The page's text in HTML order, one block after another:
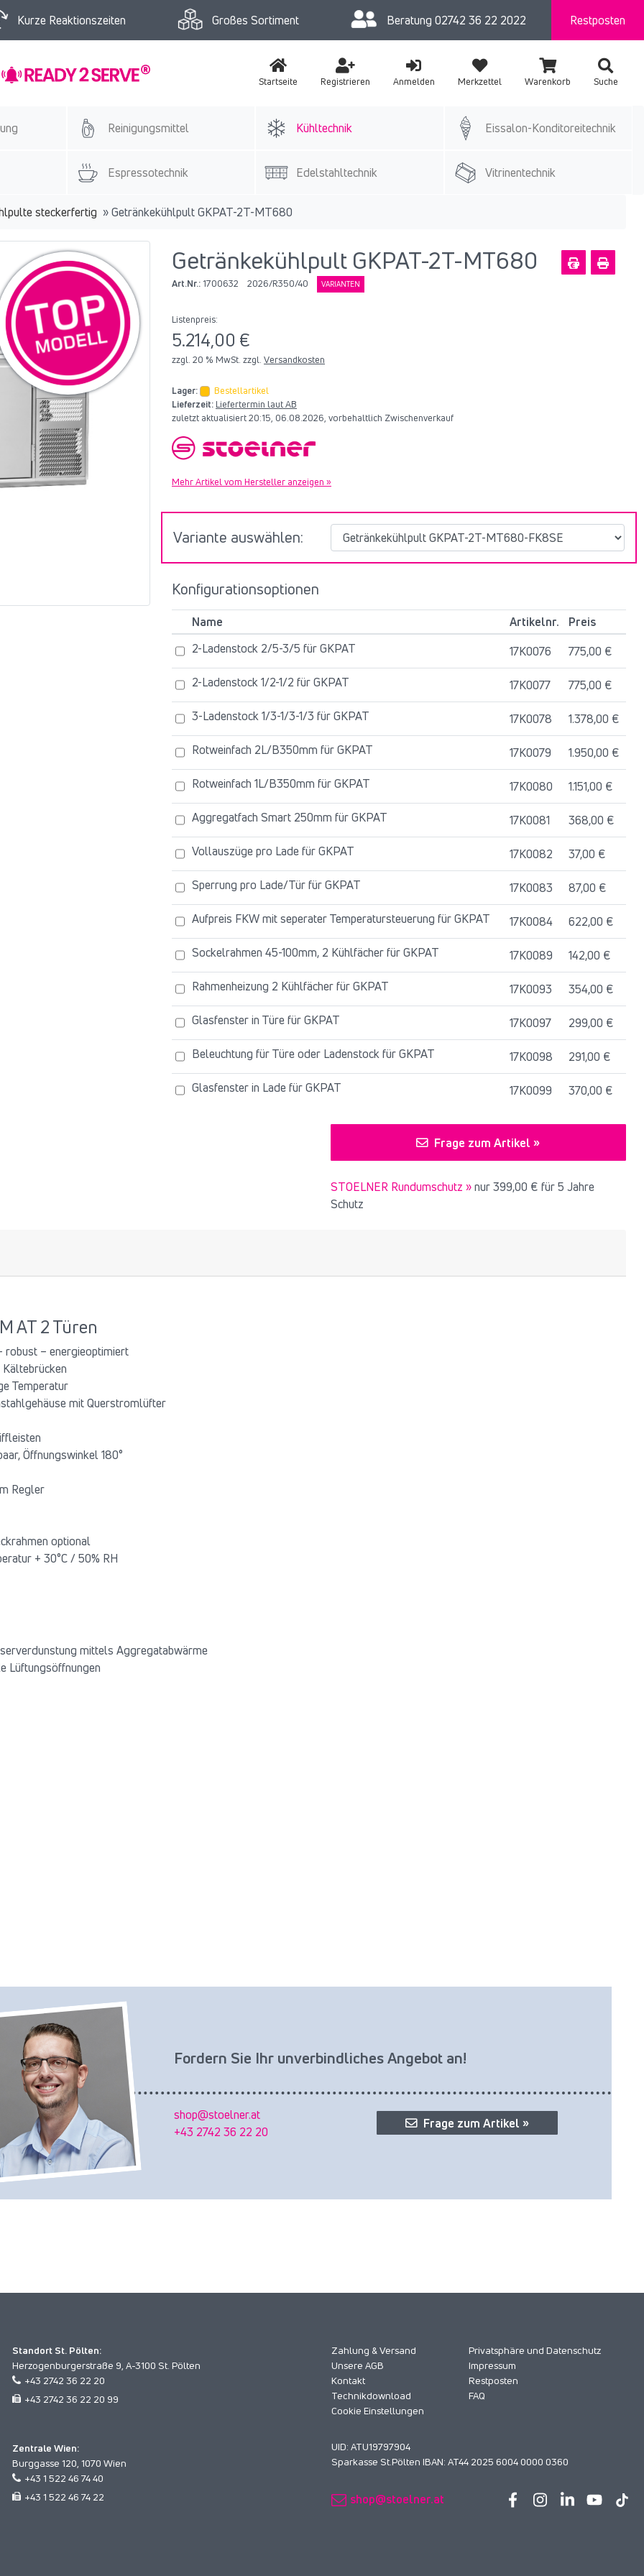
Kurze Reaktionszeiten Großes Sortiment Beratung02742 36 22 2022 Restposten
Startseite Registrieren Anmelden Merkzettel Warenkorb Suche
Reinigungsmittel Kühltechnik Eissalon-Konditoreitechnik
Espressotechnik Edelstahltechnik Vitrinentechnik
steckerfertig »Getränkekühlpult GKPAT-2T-MT680
Getränkekühlpult GKPAT-2T-MT680
Art.Nr.: 1700632 2026/R350/40 VARIANTEN
Listenpreis:
5.214,00 €
zzgl. 20 % MwSt. zzgl. Versandkosten
Lager:
Bestellartikel
Lieferzeit: Liefertermin laut AB
zuletzt aktualisiert 20:15, 06.08.2026, vorbehaltlich Zwischenverkauf
Mehr Artikel vom Hersteller anzeigen »
Variante auswählen:
Konfigurationsoptionen
Name Artikelnr.
Preis
2-Ladenstock 2/5-3/5 für GKPAT
17K0076
775,00 €
2-Ladenstock 1/2-1/2 für GKPAT
17K0077
775,00 €
3-Ladenstock 1/3-1/3-1/3 für GKPAT
17K0078
1.378,00 €
Rotweinfach 2L/B350mm für GKPAT
17K0079
1.950,00 €
Rotweinfach 1L/B350mm für GKPAT
17K0080
1.151,00 €
Aggregatfach Smart 250mm für GKPAT
17K0081
368,00 €
Vollauszüge pro Lade für GKPAT
17K0082
37,00 €
Sperrung pro Lade/Tür für GKPAT
17K0083
87,00 €
Aufpreis FKW mit seperater Temperatursteuerung für GKPAT
17K0084
622,00 €
Sockelrahmen 45-100mm, 2 Kühlfächer für GKPAT
17K0089
142,00 €
Rahmenheizung 2 Kühlfächer für GKPAT
17K0093
354,00 €
Glasfenster in Türe für GKPAT
17K0097
299,00 €
Beleuchtung für Türe oder Ladenstock für GKPAT
17K0098
291,00 €
Glasfenster in Lade für GKPAT
17K0099 370,00 €
Frage zum Artikel »
STOELNER Rundumschutz »nur399,00 € für 5 Jahre
Schutz
AT 2 Türen
robust – energieoptimiert
Temperatur
mit Querstromlüfter
Öffnungswinkel 180°
Regler
optional
+ 30°C / 50% RH
mittels Aggregatabwärme
Lüftungsöffnungen
Fordern Sie Ihr unverbindliches Angebot an!
shop@stoelner.at
+43 2742 36 22 20
Frage zum Artikel »
Standort St. Pölten:
Herzogenburgerstraße 9, A-3100 St. Pölten
+43 2742 36 22 20
+43 2742 36 22 20 99
Zentrale Wien:
Burggasse 120, 1070 Wien
+43 1 522 46 74 40
+43 1 522 46 74 22
Zahlung & Versand
Privatsphäre und Datenschutz
Unsere AGB
Impressum
Kontakt
Restposten
Technikdownload
FAQ
Cookie Einstellungen
UID: ATU19797904
Sparkasse St.Pölten IBAN: AT44 2025 6004 0000 0360
shop@stoelner.at